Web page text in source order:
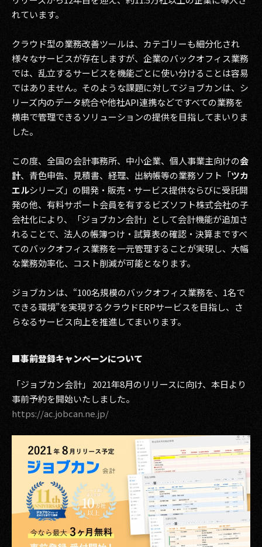
れています。
クラウド型の業務改善ツールは、カテゴリーも細分化され
様々なサービスが存在しますが、企業のバックオフィス業務
では、乱立するサービスを機能ごとに使い分けることは容易
ではありません。そのような課題に対してジョブカンは、シ
リーズ内のデータ統合や他社API連携などですべての業務を
横串で管理できるソリューションの提供を目指してまいりま
した。
この度、全国の会計事務所、中小企業、個人事業主向けの会
計、青色申告、見積書、経理、出納帳等の業務ソフト「ツカ
エルシリーズ」の開発・販売・サービス提供ならびに受託開
発の他、有料サポート会員を有するビズソフト株式会社の子
会社化により、「ジョブカン会計」として会計機能が追加さ
れることで、法人の帳簿つけ・試算表の確認・決算まですべ
てのバックオフィス業務を一元管理することが実現し、大幅
な業務効率化、コスト削減が可能となります。
ジョブカンは、“100名規模のバックオフィス業務を、1名で
できる環境”を実現するクラウドERPサービスを目指し、さ
らなるサービス向上を推進してまいります。
■事前登録キャンペーンについて
「ジョブカン会計」 2021年8月のリリースに向け、本日より
事前予約を開始いたしました。
https://ac.jobcan.ne.jp/